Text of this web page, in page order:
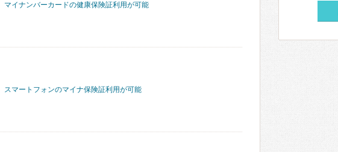
マイナンバーカードの健康保険証利用が可能
スマートフォンのマイナ保険証利用が可能